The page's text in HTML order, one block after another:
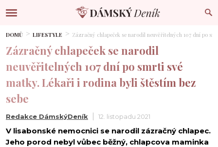
DOMŮ LIFESTYLE Zázračný chlapeček se narodil neuvěřitelných 107 dní po
Zázračný chlapeček se narodil
neuvěřitelných 107 dní po smrti své
matky. Lékaři i rodina byli štěstím bez
sebe
Redakce DámskýDeník 12. listopadu 2021
V lisabonské nemocnici se narodil zázračný chlapec.
Jeho porod nebyl vůbec běžný, chlapcova maminka